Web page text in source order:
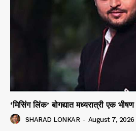
‘मिसिंग लिंक’ बोगद्यात मध्यरात्री एक
SHARAD LONKAR - August 7, 2026